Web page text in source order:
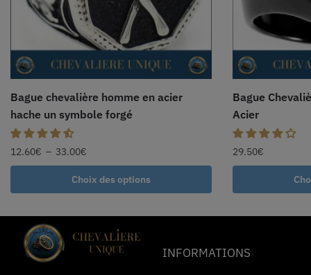
Bague chevalière homme en acier
hache un symbole forgé
12.60€ – 33.00€
Choix des options
Bague
Acier
29.50€
INFORMATIONS